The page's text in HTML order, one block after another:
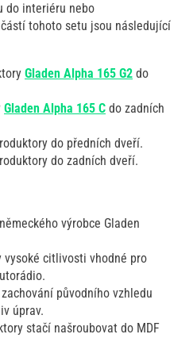
do interiéru nebo
tohoto setu jsou následující
Gladen Alpha 165 G2 do
Gladen Alpha 165 C do zadních
do předních dveří.
do zadních dveří.
výrobce Gladen
vysoké citlivosti vhodné pro
původního vzhledu
úprav.
stačí našroubovat do MDF